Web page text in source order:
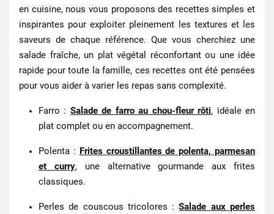
en cuisine, nous vous proposons des recettes simples et
inspirantes pour exploiter pleinement les textures et les
saveurs de chaque référence. Que vous cherchiez une
salade fraîche, un plat végétal réconfortant ou une idée
rapide pour toute la famille, ces recettes ont été pensées
pour vous aider à varier les repas sans complexité.
Farro : Salade de farro au chou-fleur rôti, idéale en
plat complet ou en accompagnement.
Polenta : Frites croustillantes de polenta, parmesan
et curry, une alternative gourmande aux frites
classiques.
Perles de couscous tricolores : Salade aux perles